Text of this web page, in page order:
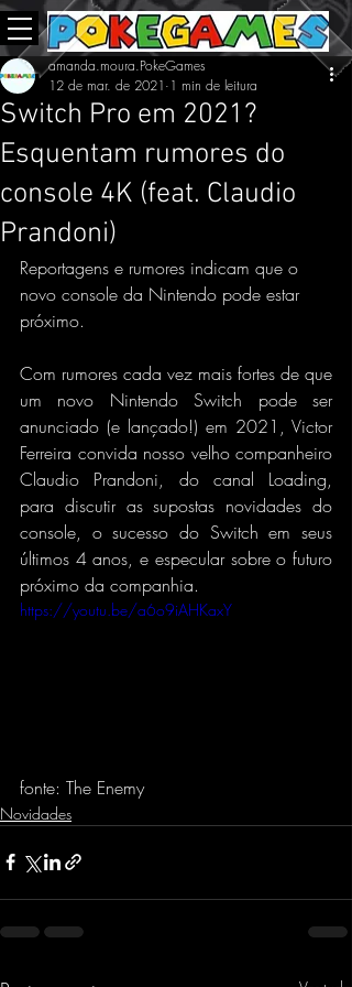
Switch Pro em 2021?
Esquentam rumores do
console 4K (feat. Claudio
Prandoni)
amanda.moura.PokeGames
12 de mar. de 2021 1 min de leitura
Reportagens e rumores indicam que o
novo console da Nintendo pode estar
próximo.
Com rumores cada vez mais fortes de que
um novo Nintendo Switch pode ser
anunciado (e lançado!) em 2021, Victor
Ferreira convida nosso velho companheiro
Claudio Prandoni, do canal Loading,
para discutir as supostas novidades do
console, o sucesso do Switch em seus
últimos 4 anos, e especular sobre o futuro
próximo da companhia.
https://youtu.be/a6o9iAHKaxY
fonte: The Enemy
Novidades